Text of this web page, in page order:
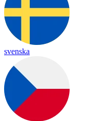
svenska